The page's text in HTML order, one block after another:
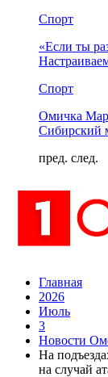
Спорт
«Если ты
Спорт
Омичка
Сибирский
пред. след.
Главная
2026
Июль
3
Новости
На
на случай